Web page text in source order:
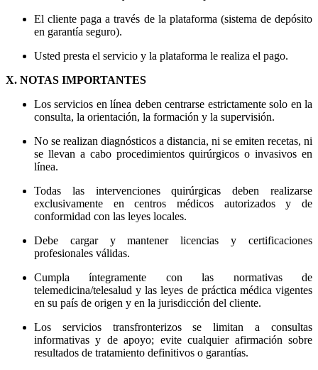
El cliente paga a través de la plataforma (sistema de depósito
en garantía seguro).
Usted presta el servicio y la plataforma le realiza el pago.
X. NOTAS IMPORTANTES
Los servicios en línea deben centrarse estrictamente solo en la
consulta, la orientación, la formación y la supervisión.
No se realizan diagnósticos a distancia, ni se emiten recetas, ni
se llevan a cabo procedimientos quirúrgicos o invasivos en
línea.
Todas las intervenciones quirúrgicas deben realizarse
exclusivamente en centros médicos autorizados y de
conformidad con las leyes locales.
Debe cargar y mantener licencias y certificaciones
profesionales válidas.
Cumpla íntegramente con las normativas de
telemedicina/telesalud y las leyes de práctica médica vigentes
en su país de origen y en la jurisdicción del cliente.
Los servicios transfronterizos se limitan a consultas
informativas y de apoyo; evite cualquier afirmación sobre
resultados de tratamiento definitivos o garantías.